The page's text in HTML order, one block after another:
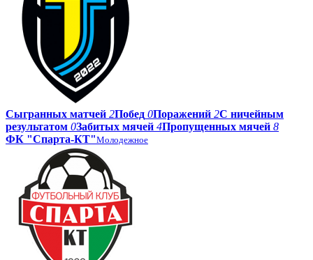
Сыгранных матчей 2Побед 0Поражений 2С ничейным
результатом 0Забитых мячей 4Пропущенных мячей 8
ФК "Спарта-КТ"Молодежное